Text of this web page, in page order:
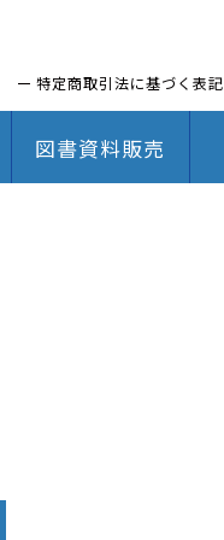
特定商取引法に基づく表記
図書資料販売